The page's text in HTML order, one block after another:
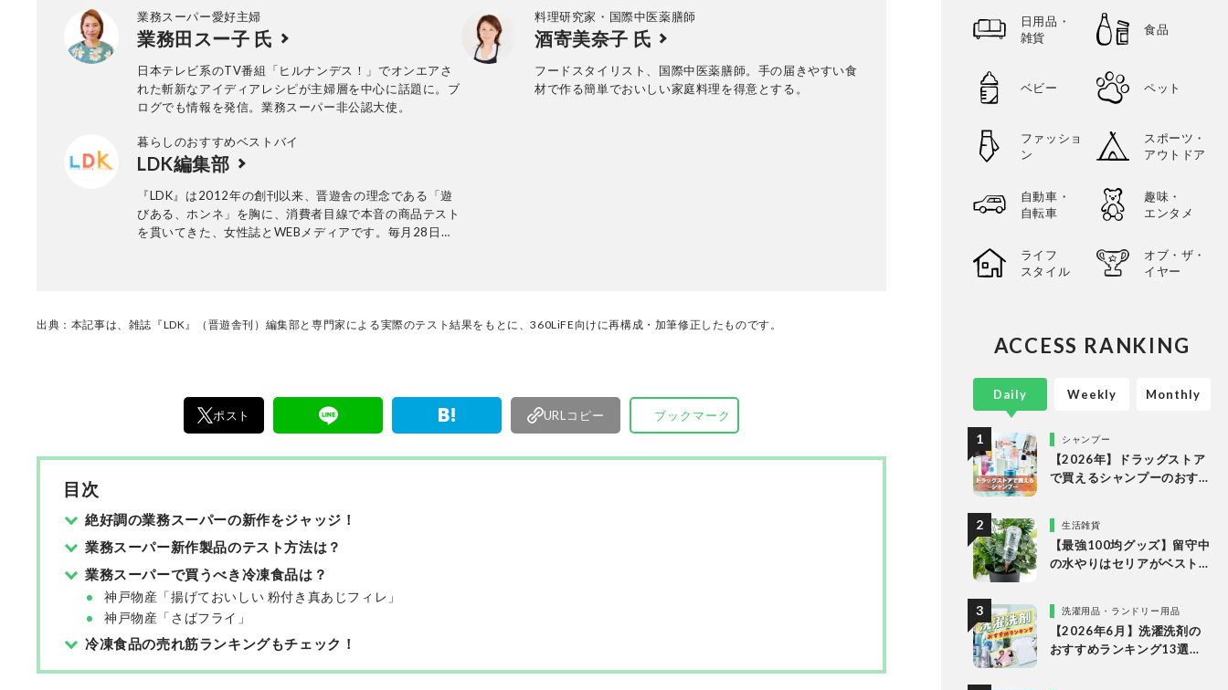
業務スーパー愛好主婦
業務田スー子 氏
日本テレビ系のTV番組「ヒルナンデス！」でオンエアさ
れた斬新なアイディアレシピが主婦層を中心に話題に。ブ
ログでも情報を発信。業務スーパー非公認大使。
料理研究家・国際中医薬膳師
酒寄美奈子 氏
フードスタイリスト、国際中医薬膳師。手の届きやすい食
材で作る簡単でおいしい家庭料理を得意とする。
暮らしのおすすめベストバイ
LDK編集部
『LDK』は2012年の創刊以来、晋遊舎の理念である「遊
びある、ホンネ」を胸に、消費者目線で本音の商品テスト
を貫いてきた、女性誌とWEBメディアです。毎月28日発
なたにお届け。編集長・高橋咲彩を中心に、11名以上の
出典：本記事は、雑誌『LDK』（晋遊舎刊）編集部と専門家による実際のテスト結果をもとに、360LiFE向けに再構成・加筆修正したものです。
ポスト URLコピー ブックマーク
目次
絶好調の業務スーパーの新作をジャッジ！
業務スーパー新作製品のテスト方法は？
業務スーパーで買うべき冷凍食品は？
神戸物産「揚げておいしい 粉付き真あじフィレ」
神戸物産「さばフライ」
冷凍食品の売れ筋ランキングもチェック！
日用品・
雑貨
食品
ベビー ペット
ファッショ
ン
スポーツ・
アウトドア
自動車・
自転車
趣味・
エンタメ
ライフ
スタイル
オブ・ザ・
イヤー
ACCESS RANKING
Daily
シャンプー
【2026年】ドラッグストア
で買えるシャンプーのおす
比較生活雑貨
【最強100均グッズ】留守中
の水やりはセリアがベスト
洗濯用品・ランドリー用品
【2026年6月】洗濯洗剤の
おすすめランキング13選。
Weekly Monthly